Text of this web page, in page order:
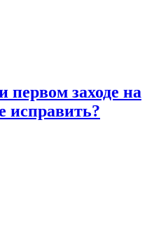
первом заходе на
исправить?